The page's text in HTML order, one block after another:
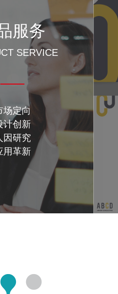
服务
SERVICE
场定向
计创新
因研究
用革新